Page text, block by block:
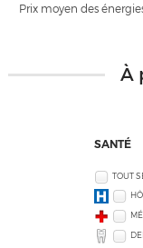
Prix moyen des
À
SANTÉ
TOUT